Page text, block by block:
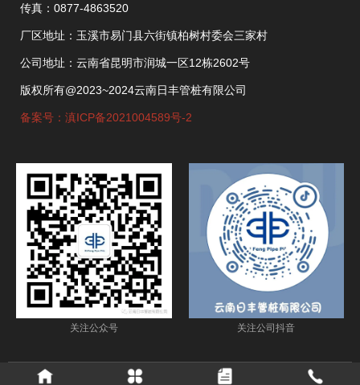
传真：0877-4863520
厂区地址：玉溪市易门县六街镇柏树村委会三家村
公司地址：云南省昆明市润城一区12栋2602号
版权所有@2023~2024云南日丰管桩有限公司
备案号：滇ICP备2021004589号-2
关注公众号 关注公司抖音